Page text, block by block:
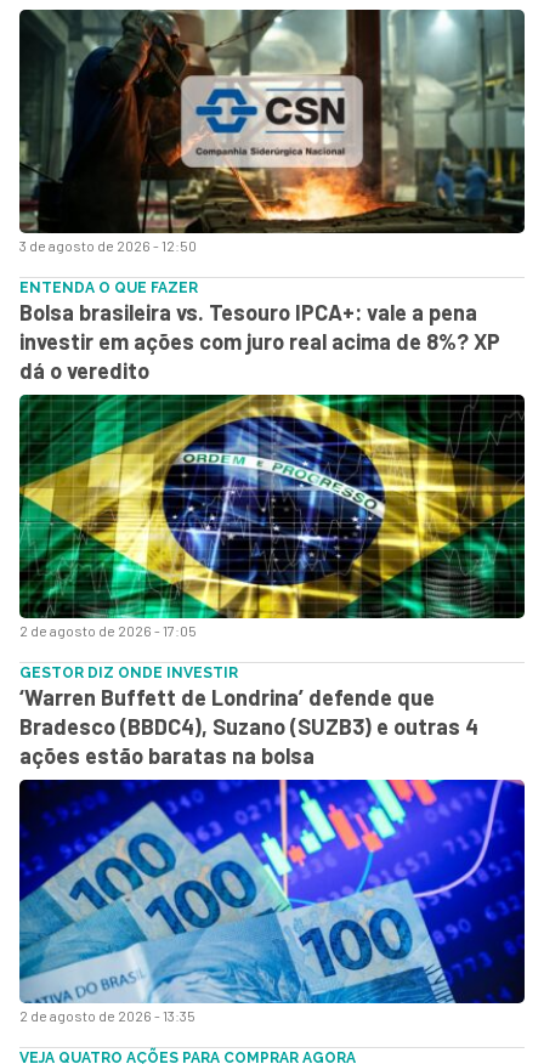
3 de agosto de 2026 - 12:50
2 de agosto de 2026 - 17:05
ENTENDA O QUE FAZER
Bolsa brasileira vs. Tesouro IPCA+: vale a pena
investir em ações com juro real acima de 8%? XP
dá o veredito
2 de agosto de 2026 - 13:35
GESTOR DIZ ONDE INVESTIR
‘Warren Buffett de Londrina’ defende que
Bradesco (BBDC4), Suzano (SUZB3) e outras 4
ações estão baratas na bolsa
VEJA QUATRO AÇÕES PARA COMPRAR AGORA